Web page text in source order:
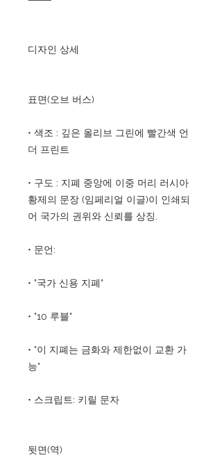
디자인 상세
표면(오브 버스)
• 색조 : 깊은 올리브 그린에 빨간색 언
더 프린트
• 구도 : 지폐 중앙에 이중 머리 러시아
황제의 문장 (임페리얼 이글)이 인쇄되
어 국가의 권위와 신뢰를 상징.
• 문언:
• "국가 신용 지폐"
• "10 루블"
• "이 지폐는 금화와 제한없이 교환 가
능"
• 스크립트: 키릴 문자
뒷면(역)